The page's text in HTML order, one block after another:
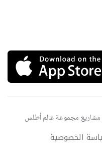
عالم أطلس
الخصوصية